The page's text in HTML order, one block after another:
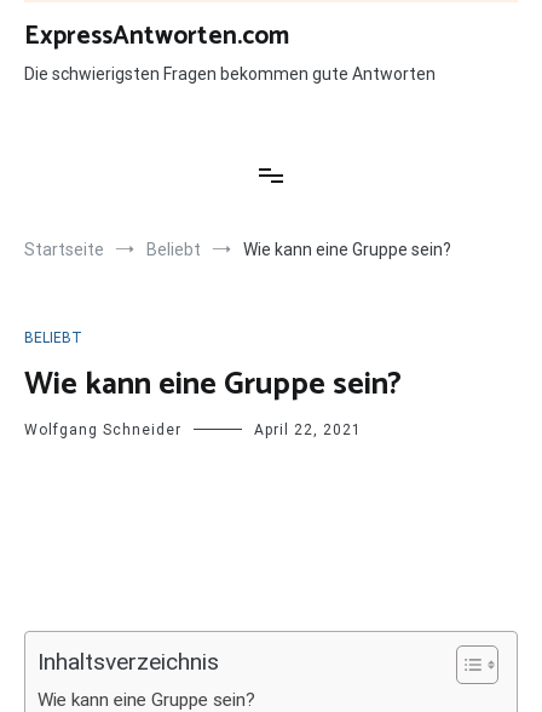
Zum
Inhalt
springen
ExpressAntworten.com
Die schwierigsten Fragen bekommen gute Antworten
Startseite Beliebt Wie kann eine Gruppe sein?
BELIEBT
Wie kann eine Gruppe sein?
Wolfgang Schneider April 22, 2021
Inhaltsverzeichnis
Wie kann eine Gruppe sein?